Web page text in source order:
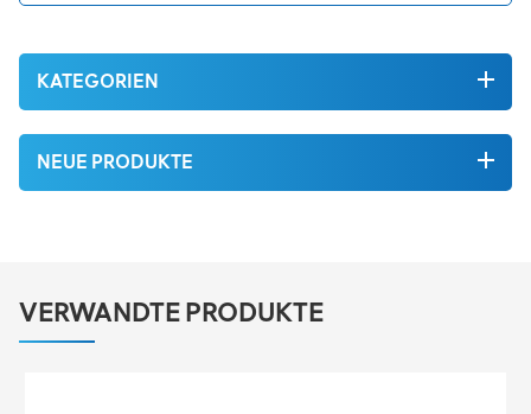
KATEGORIEN
NEUE PRODUKTE
VERWANDTE PRODUKTE